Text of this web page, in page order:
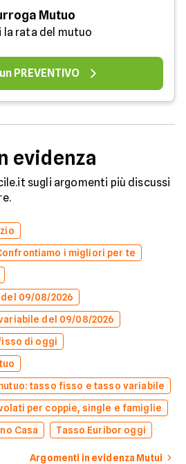
Mutuo
la rata del mutuo
PREVENTIVO
evidenza
sugli argomenti più discussi
i migliori per te
09/08/2026
del 09/08/2026
di oggi
tasso fisso e tasso variabile
per coppie, single e famiglie
Casa Tasso Euribor oggi
Argomenti in evidenza Mutui